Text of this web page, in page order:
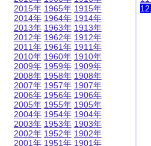
2015年
2014年
2013年
2012年
2011年
2010年
2009年
2008年
2007年
2006年
2005年
2004年
2003年
2002年
2001年
1965年
1964年
1963年
1962年
1961年
1960年
1959年
1958年
1957年
1956年
1955年
1954年
1953年
1952年
1951年
1915年
1914年
1913年
1912年
1911年
1910年
1909年
1908年
1907年
1906年
1905年
1904年
1903年
1902年
1901年